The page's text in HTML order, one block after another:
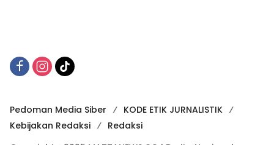
Pedoman Media Siber
KODE ETIK JURNALISTIK
Kebijakan Redaksi
Redaksi